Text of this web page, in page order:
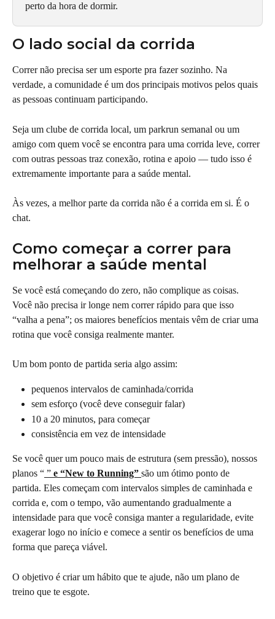
perto da hora de dormir.
O lado social da corrida
Correr não precisa ser um esporte pra fazer sozinho. Na
verdade, a comunidade é um dos principais motivos pelos quais
as pessoas continuam participando.
Seja um clube de corrida local, um parkrun semanal ou um
amigo com quem você se encontra para uma corrida leve, correr
com outras pessoas traz conexão, rotina e apoio — tudo isso é
extremamente importante para a saúde mental.
Às vezes, a melhor parte da corrida não é a corrida em si. É o
chat.
Como começar a correr para
melhorar a saúde mental
Se você está começando do zero, não complique as coisas.
Você não precisa ir longe nem correr rápido para que isso
“valha a pena”; os maiores benefícios mentais vêm de criar uma
rotina que você consiga realmente manter.
Um bom ponto de partida seria algo assim:
pequenos intervalos de caminhada/corrida
sem esforço (você deve conseguir falar)
10 a 20 minutos, para começar
consistência em vez de intensidade
Se você quer um pouco mais de estrutura (sem pressão), nossos
planos “ ” e “New to Running” são um ótimo ponto de
partida. Eles começam com intervalos simples de caminhada e
corrida e, com o tempo, vão aumentando gradualmente a
intensidade para que você consiga manter a regularidade, evite
exagerar logo no início e comece a sentir os benefícios de uma
forma que pareça viável.
O objetivo é criar um hábito que te ajude, não um plano de
treino que te esgote.